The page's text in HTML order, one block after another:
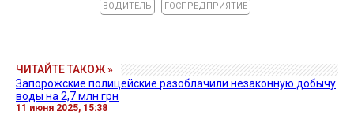
ВОДИТЕЛЬ ГОСПРЕДПРИЯТИЕ
ЧИТАЙТЕ ТАКОЖ »
Запорожские полицейские разоблачили незаконную добычу
воды на 2,7 млн грн
11 июня 2025, 15:38